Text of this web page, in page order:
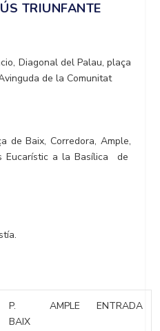
TRIUNFANTE
Diagonal del Palau, plaça
de la Comunitat
de Baix, Corredora, Ample,
Eucarístic a la Basílica de
P.
BAIX
AMPLE ENTRADA